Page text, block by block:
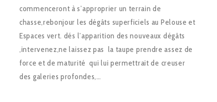
commenceront à s’approprier un terrain de
chasse,rebonjour les dégâts superficiels au Pelouse et
Espaces vert. dés l’apparition des nouveaux dégâts
,intervenez,ne laissez pas la taupe prendre assez de
force et de maturité qui lui permettrait de creuser
des galeries profondes,…